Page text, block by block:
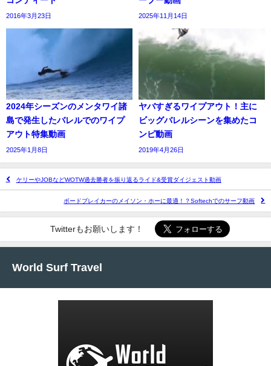
2016年3月23日 2025年11月14日
2024年シーズンのメンタワイ諸
島で発生したバレルでのワイプ
アウト特集動画
2025年1月8日
ヤバすぎるワイプアウト！主に
ビッグバレルシーンを集めたコ
ンピ動画
2019年4月26日
ケリーやJOBなどWOTW過去勝者を振り返るライド&受賞ダイジェスト動画
ボードブレイカーのメイソン・ホーに最適！？Softechでのサーフ動画
Twitterもお願いします！
World Surf Travel